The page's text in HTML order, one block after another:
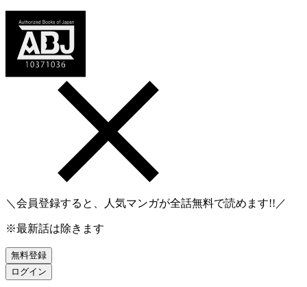
＼会員登録すると、人気マンガが全話無料で読めます!!／
※最新話は除きます
無料登録
ログイン